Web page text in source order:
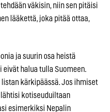
väkisin, niin sen pitäisi
lääkettä, joka pitää ottaa,
ja suurin osa heistä
eivät halua tulla Suomeen.
kärkipäässä. Jos ihmiset
kotiseuduiltaan
esimerkiksi Nepalin